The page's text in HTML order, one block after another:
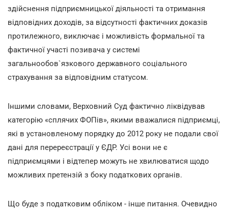
здійснення підприємницької діяльності та отримання
відповідних доходів, за відсутності фактичних доказів
протилежного, виключає і можливість формальної та
фактичної участі позивача у системі
загальнообов`язкового державного соціального
страхування за відповідним статусом.
Іншими словами, Верховний Суд фактично ліквідував
категорію «сплячих ФОПів», якими вважалися підприємці,
які в установленому порядку до 2012 року не подали свої
дані для перереєстрації у ЄДР. Усі вони не є
підприємцями і відтепер можуть не хвилюватися щодо
можливих претензій з боку податкових органів.
Що буде з податковим обліком - інше питання. Очевидно